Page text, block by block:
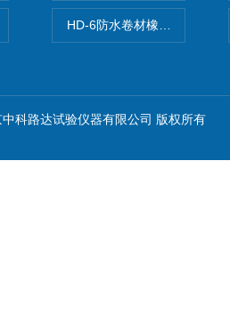
HD-6防水卷材橡胶测厚仪
科路达试验仪器有限公司 版权所有